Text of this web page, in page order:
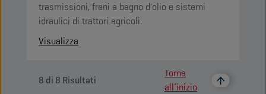
trasmissioni, freni a bagno d'olio e sistemi
idraulici di trattori agricoli.
Visualizza
8 di 8 Risultati
Torna
all’inizio